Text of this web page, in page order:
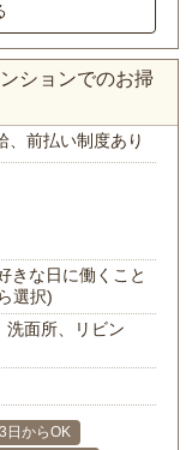
ションでのお掃
、前払い制度あり
きな日に働くこと
選択)
洗面所、リビン
日からOK